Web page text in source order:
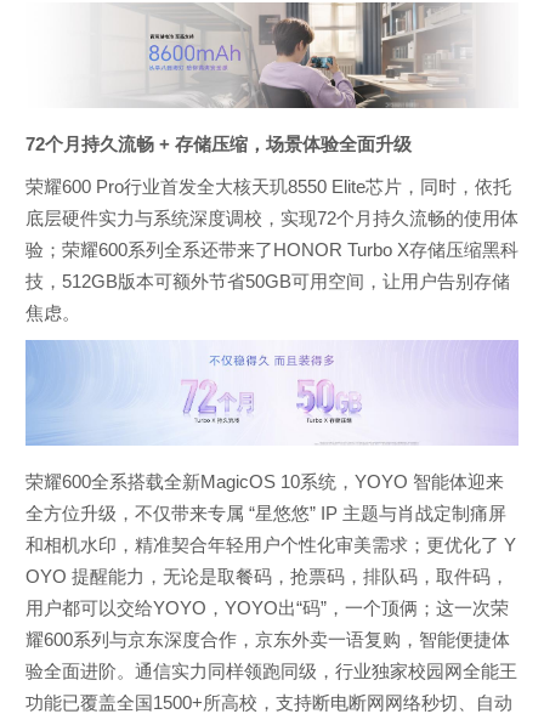
72个月持久流畅 + 存储压缩，场景体验全面升级
荣耀600 Pro行业首发全大核天玑8550 Elite芯片，同时，依托
底层硬件实力与系统深度调校，实现72个月持久流畅的使用体
验；荣耀600系列全系还带来了HONOR Turbo X存储压缩黑科
技，512GB版本可额外节省50GB可用空间，让用户告别存储
焦虑。
荣耀600全系搭载全新MagicOS 10系统，YOYO 智能体迎来
全方位升级，不仅带来专属 “星悠悠” IP 主题与肖战定制痛屏
和相机水印，精准契合年轻用户个性化审美需求；更优化了 Y
OYO 提醒能力，无论是取餐码，抢票码，排队码，取件码，
用户都可以交给YOYO，YOYO出“码”，一个顶俩；这一次荣
耀600系列与京东深度合作，京东外卖一语复购，智能便捷体
验全面进阶。通信实力同样领跑同级，行业独家校园网全能王
功能已覆盖全国1500+所高校，支持断电断网网络秒切、自动